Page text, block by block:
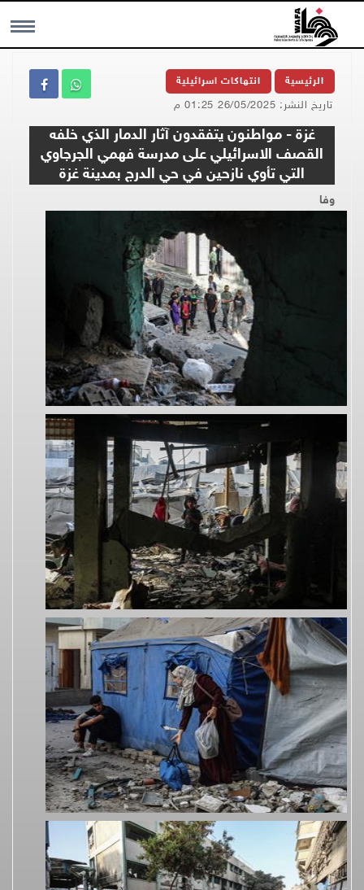
MENU الرئيسية انتهاكات اسرائيلية
تاريخ النشر: 26/05/2025 01:25 م
غزة - مواطنون يتفقدون آثار الدمار الذي خلفه
القصف الاسرائيلي على مدرسة فهمي الجرجاوي
التي تأوي نازحين في حي الدرج بمدينة غزة
وفا